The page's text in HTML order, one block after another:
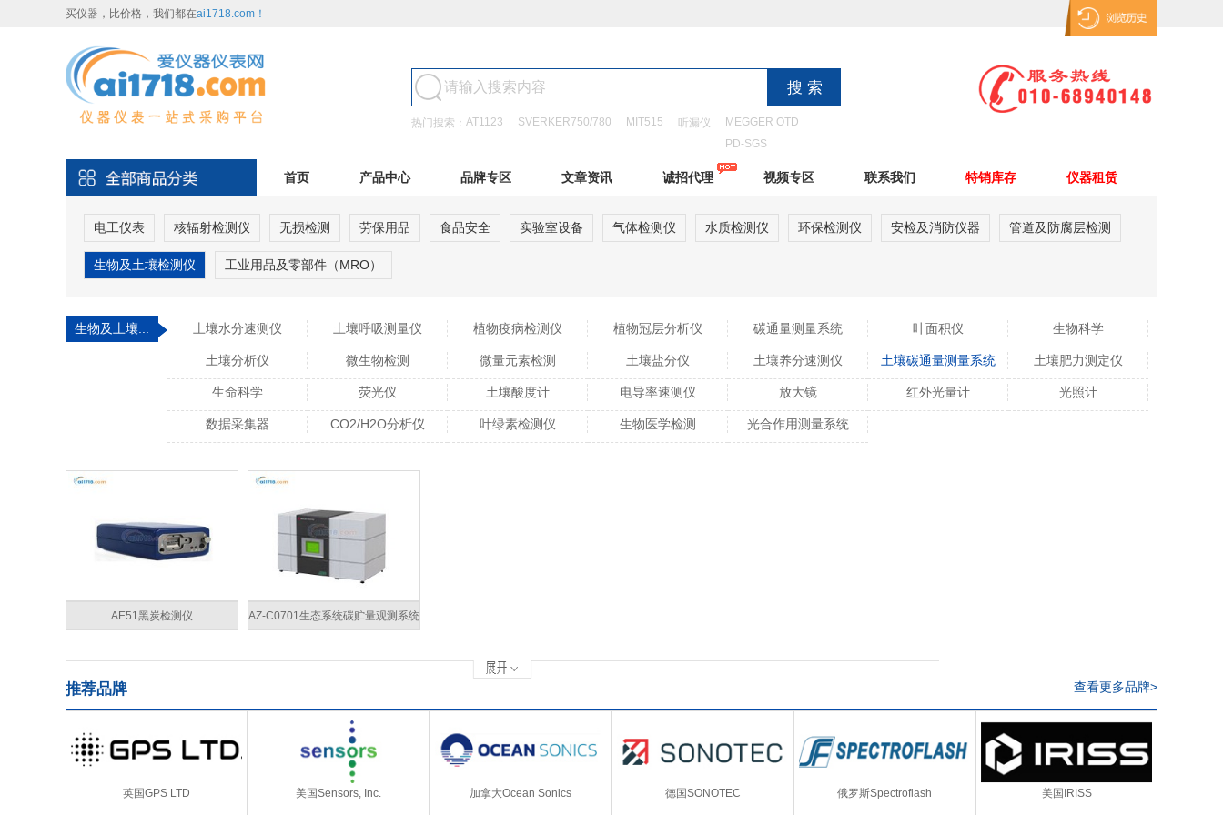
买仪器，比价格，我们都在ai1718.com！
热门搜索： AT1123 SVERKER750/780 MIT515 听漏仪
MEGGER OTD
PD-SGS
首页 产品中心 品牌专区 文章资讯 诚招代理 视频专区 联系我们 特销库存 仪器租赁
电工仪表 核辐射检测仪 无损检测 劳保用品 食品安全 实验室设备 气体检测仪 水质检测仪 环保检测仪 安检及消防仪器 管道及防腐层检测
生物及土壤检测仪 工业用品及零部件（MRO）
生物及土壤... 土壤水分速测仪 土壤呼吸测量仪 植物疫病检测仪 植物冠层分析仪 碳通量测量系统 叶面积仪 生物科学
土壤分析仪 微生物检测 微量元素检测 土壤盐分仪 土壤养分速测仪 土壤碳通量测量系统 土壤肥力测定仪
生命科学 荧光仪 土壤酸度计 电导率速测仪 放大镜 红外光量计 光照计
数据采集器 CO2/H2O分析仪 叶绿素检测仪 生物医学检测 光合作用测量系统
AE51黑炭检测仪 AZ-C0701生态系统碳贮量观测系统
推荐品牌 查看更多品牌>
英国GPS LTD 美国Sensors, Inc. 加拿大Ocean Sonics 德国SONOTEC 俄罗斯Spectroflash 美国IRISS